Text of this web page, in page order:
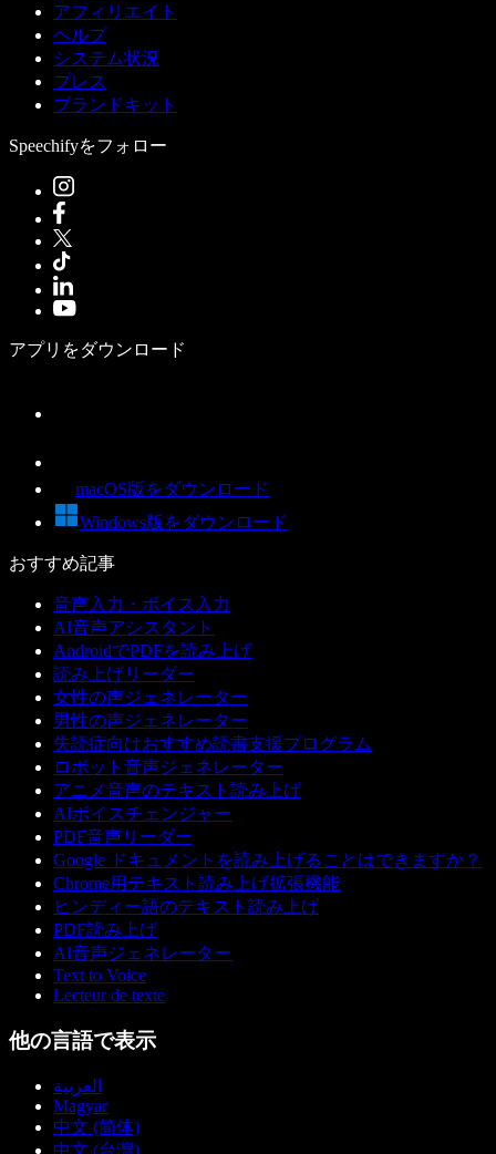
アフィリエイト
ヘルプ
システム状況
プレス
ブランドキット
Speechifyをフォロー
アプリをダウンロード
macOS版をダウンロード
Windows版をダウンロード
おすすめ記事
音声入力・ボイス入力
AI音声アシスタント
AndroidでPDFを読み上げ
読み上げリーダー
女性の声ジェネレーター
男性の声ジェネレーター
失読症向けおすすめ読書支援プログラム
ロボット音声ジェネレーター
アニメ音声のテキスト読み上げ
AIボイスチェンジャー
PDF音声リーダー
Google ドキュメントを読み上げることはできますか？
Chrome用テキスト読み上げ拡張機能
ヒンディー語のテキスト読み上げ
PDF読み上げ
AI音声ジェネレーター
Text to Voice
Lecteur de texte
他の言語で表示
العربية
Magyar
中文 (简体)